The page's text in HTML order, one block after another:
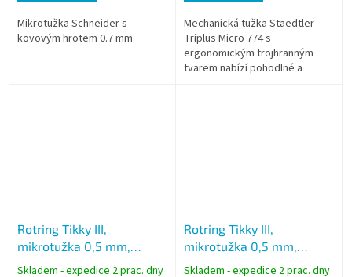
Mikrotužka Schneider s
kovovým hrotem 0.7 mm
Mechanická tužka Staedtler
Triplus Micro 774 s
ergonomickým trojhranným
tvarem nabízí pohodlné a
Rotring Tikky III,
mikrotužka 0,5 mm,
kovový hrot, bílá
Skladem - expedice 2 prac. dny
Rotring Tikky III,
mikrotužka 0,5 mm,
kovový hrot, černá
Skladem - expedice 2 prac. dny